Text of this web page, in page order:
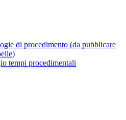
di procedimento (da pubblicare
tempi procedimentali